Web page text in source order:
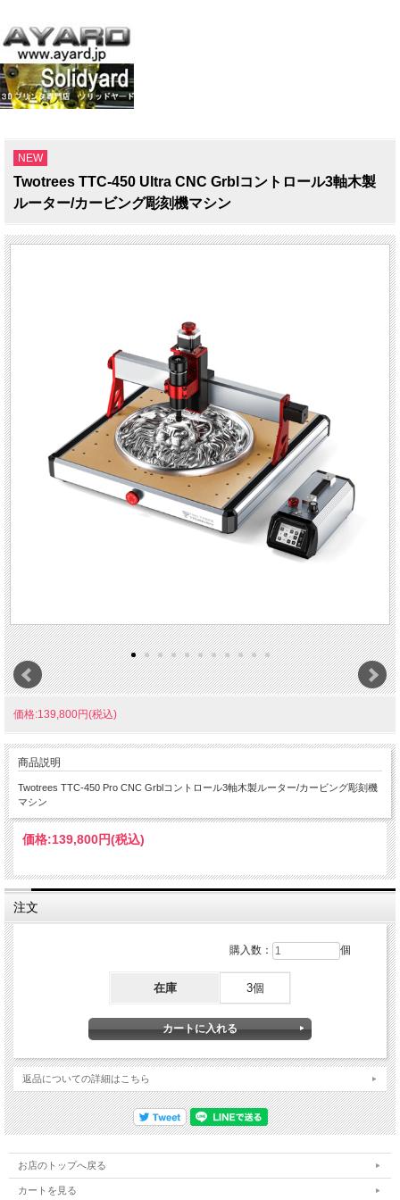
NEW
Twotrees TTC-450 Ultra CNC Grblコントロール3軸木製
ルーター/カービング彫刻機マシン
価格:139,800円(税込)
商品説明
Twotrees TTC-450 Pro CNC Grblコントロール3軸木製ルーター/カービング彫刻機
マシン
価格:139,800円(税込)
注文
購入数： 個
在庫 3個
返品についての詳細はこちら
お店のトップへ戻る
カートを見る